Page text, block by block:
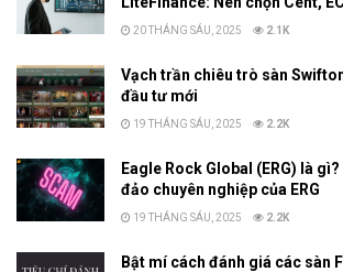
20 THÁNG SÁU, 2025 2.1K
Vạch trần chiêu trò sàn
đầu tư mới
19 THÁNG SÁU, 2025 2.2K
Eagle Rock Global (ERG) là
đảo chuyên nghiệp của ERG
19 THÁNG SÁU, 2025 2.2K
Bật mí cách đánh giá các sàn